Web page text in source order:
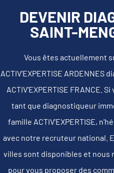
DEVENIR
SAINT-
Vous êtes actuellement
ACTIV'EXPERTISE
ACTIV'EXPERTISE FRANCE.
tant que diagnostiqueur
famille ACTIV'EXPERTISE,
avec notre recruteur national.
villes sont disponibles et nous
pour vous proposer des